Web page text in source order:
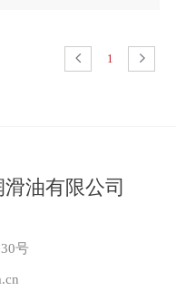
1
油有限公司
号